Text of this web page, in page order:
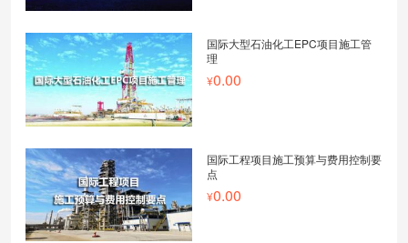
国际大型石油化工EPC项目施工管
理
0.00
国际工程项目施工预算与费用控制要
点
0.00